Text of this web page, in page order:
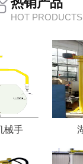
HOT PRODUCTS
械手